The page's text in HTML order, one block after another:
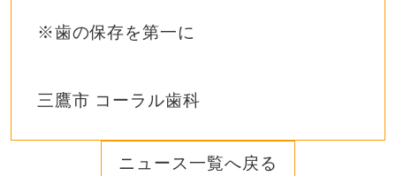
※歯の保存を第一に
三鷹市 コーラル歯科
ニュース一覧へ戻る